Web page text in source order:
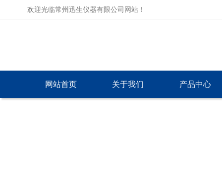
欢迎光临常州迅生仪器有限公司网站！
网站首页 关于我们 产品中心